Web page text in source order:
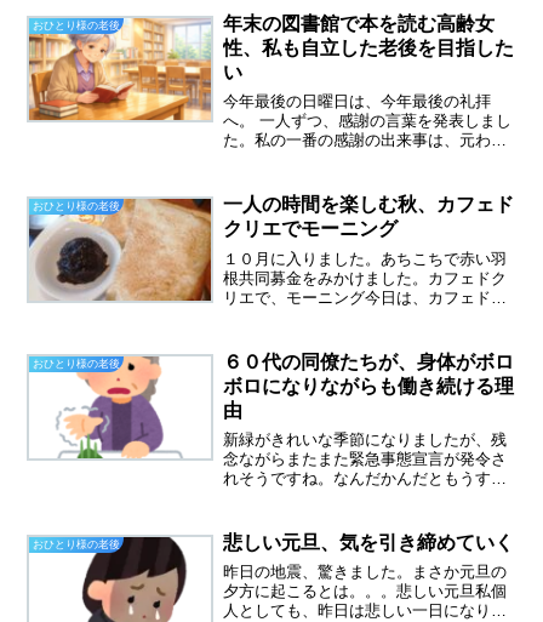
おひとり様の老後
年末の図書館で本を読む高齢女
性、私も自立した老後を目指した
い
今年最後の日曜日は、今年最後の礼拝
へ。 一人ずつ、感謝の言葉を発表しまし
た。私の一番の感謝の出来事は、元わが
冊借りてきました。定年女子がおもしろ
そうです。年末になると、な...
おひとり様の老後
一人の時間を楽しむ秋、カフェド
クリエでモーニング
１０月に入りました。あちこちで赤い羽
根共同募金をみかけました。カフェドク
リエで、モーニング今日は、カフェドク
飲んで、気忙しく歩く人々を眺めまし
た。今日食べたのは、小倉ト...
おひとり様の老後
６０代の同僚たちが、身体がボロ
ボロになりながらも働き続ける理
由
新緑がきれいな季節になりましたが、残
念ながらまたまた緊急事態宣言が発令さ
れそうですね。なんだかんだともうすぐ
休みをとっています。足がしびれて歩け
なくなり病院に行った所、...
おひとり様の老後 悲しい元旦、気を引き締めていく
昨日の地震、驚きました。まさか元旦の
夕方に起こるとは。。。悲しい元旦私個
人としても、昨日は悲しい一日になりま